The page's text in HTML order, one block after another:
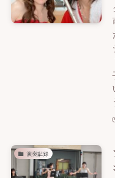
演奏記録